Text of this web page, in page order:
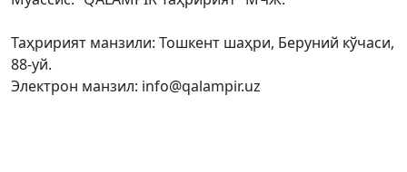
Таҳририят манзили: Тошкент шаҳри, Беруний кўчаси,
88-уй.
Электрон манзил: info@qalampir.uz